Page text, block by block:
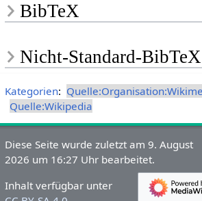
BibTeX
Nicht-Standard-BibTeX
Kategorien:
Quelle:Wikipedia
Diese Seite wurde zuletzt am 9. August
2026 um 16:27 Uhr bearbeitet.
Inhalt verfügbar unter